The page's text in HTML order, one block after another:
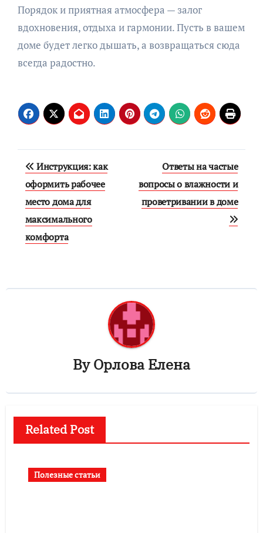
Порядок и приятная атмосфера — залог
вдохновения, отдыха и гармонии. Пусть в вашем
доме будет легко дышать, а возвращаться сюда
всегда радостно.
Навигация
по
записям
Инструкция: как
оформить рабочее
место дома для
максимального
комфорта
Ответы на частые
вопросы о влажности и
проветривании в доме
ByОрлова Елена
Related Post
Полезные статьи